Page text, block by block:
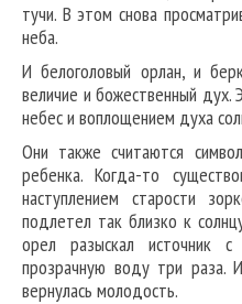
тучи. В этом снова
неба.
И белоголовый орлан, и
величие и божественный дух.
небес и воплощением духа
Они также считаются
ребенка. Когда-то
наступлением старости
подлетел так близко к
орел разыскал источник
прозрачную воду три раза.
вернулась молодость.